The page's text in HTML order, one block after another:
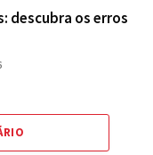
descubra os erros